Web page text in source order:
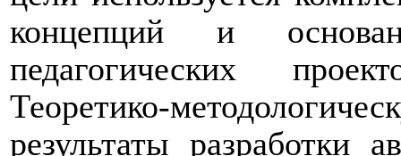
концепций и
педагогических
Теоретико-
результаты разработки